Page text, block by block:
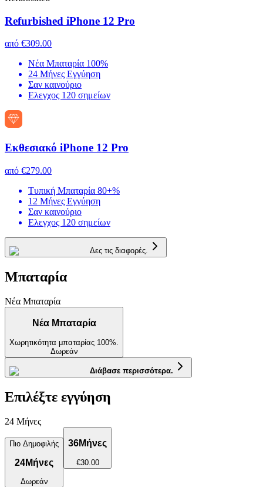
Refurbished iPhone 12 Pro
από €309.00
Νέα Μπαταρία 100%
24 Μήνες Εγγύηση
Σαν καινούριο
Ελεγχος 120 σημείων
Εκθεσιακό iPhone 12 Pro
από €279.00
Τυπική Μπαταρία 80+%
12 Μήνες Εγγύηση
Σαν καινούριο
Ελεγχος 120 σημείων
Δες τις διαφορές.
Μπαταρία
Νέα Μπαταρία
Νέα Μπαταρία
Χωρητικότητα μπαταρίας 100%.
Δωρεάν
Διάβασε περισσότερα.
Επιλέξτε εγγύηση
24 Μήνες
Πιο Δημοφιλής
24Μήνες
Δωρεάν
36Μήνες
€30.00